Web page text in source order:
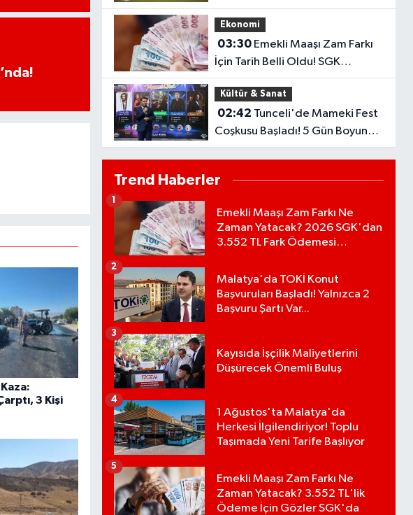
3 Kişi
Sezon Öncesi Umut Veren
Performans
Ekonomi
03:30Emekli Maaşı Zam Farkı
İçin Tarih Belli Oldu! SGK
Ödemeleri 7 Ağustos'ta
Başlıyor
Kültür & Sanat
02:42
Coşkusu Başladı! 5 Gün Boyunca
Etkinlikler Düzenlenecek
Trend Haberler
Emekli Maaşı Zam Farkı Ne
Zaman Yatacak? 2026 SGK'dan
3.552 TL Fark Ödemesi
1
Malatya'da TOKİ Konut
Başvuruları Başladı! Yalnızca 2
Başvuru Şartı Var...
2
Kayısıda İşçilik Maliyetlerini
Düşürecek Önemli Buluş
3
1 Ağustos'ta Malatya'da
Herkesi İlgilendiriyor! Toplu
Taşımada Yeni Tarife Başlıyor
4
Emekli Maaşı Zam Farkı Ne
Zaman Yatacak? 3.552 TL'lik
Ödeme İçin Gözler SGK'da
5